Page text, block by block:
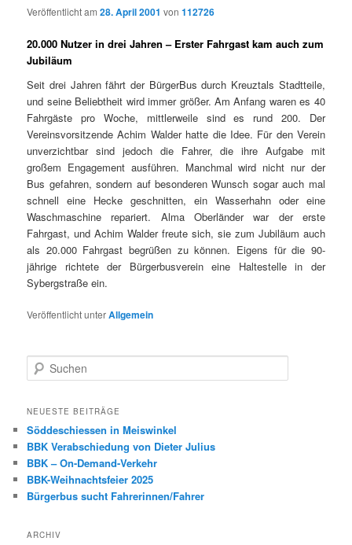
Veröffentlicht am28. April 2001 von112726
20.000 Nutzer in drei Jahren – Erster Fahrgast kam auch zum
Jubiläum
Seit drei Jahren fährt der BürgerBus durch Kreuztals Stadtteile,
und seine Beliebtheit wird immer größer. Am Anfang waren es 40
Fahrgäste pro Woche, mittlerweile sind es rund 200. Der
Vereinsvorsitzende Achim Walder hatte die Idee. Für den Verein
unverzichtbar sind jedoch die Fahrer, die ihre Aufgabe mit
großem Engagement ausführen. Manchmal wird nicht nur der
Bus gefahren, sondern auf besonderen Wunsch sogar auch mal
schnell eine Hecke geschnitten, ein Wasserhahn oder eine
Waschmaschine repariert. Alma Oberländer war der erste
Fahrgast, und Achim Walder freute sich, sie zum Jubiläum auch
als 20.000 Fahrgast begrüßen zu können. Eigens für die 90-
jährige richtete der Bürgerbusverein eine Haltestelle in der
Sybergstraße ein.
Veröffentlicht unterAllgemein
u
h
n
NEUESTE BEITRÄGE
Söddeschiessen in Meiswinkel
BBK Verabschiedung von Dieter Julius
BBK – On-Demand-Verkehr
BBK-Weihnachtsfeier 2025
Bürgerbus sucht Fahrerinnen/Fahrer
ARCHIV